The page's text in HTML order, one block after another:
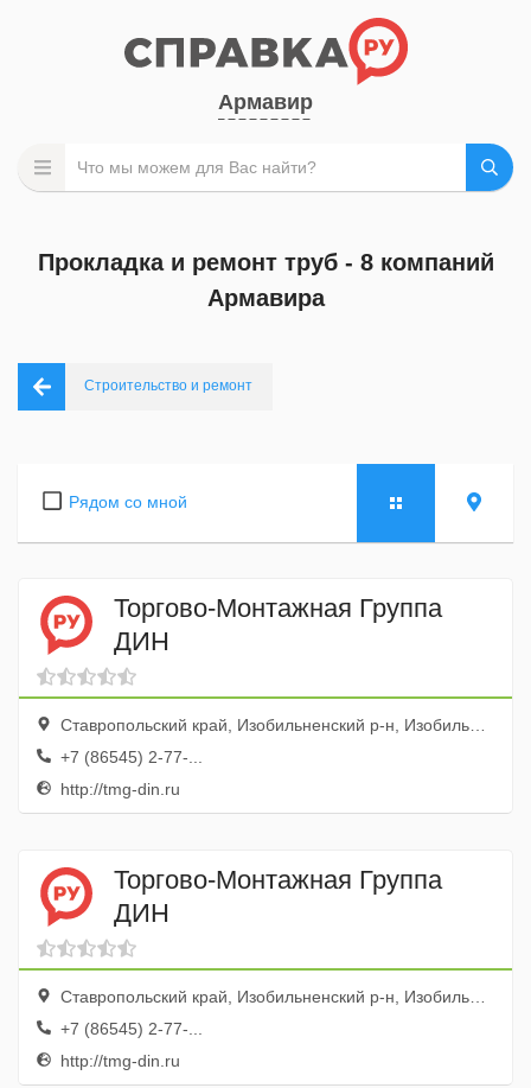
Армавир
Прокладка и ремонт труб - 8 компаний
Армавира
Строительство и ремонт
Рядом со мной
Торгово-Монтажная Группа
ДИН
Ставропольский край, Изобильненский р-н, Изобильный, ул. Промышленная, 114д
+7 (86545) 2-77-...
http://tmg-din.ru
Торгово-Монтажная Группа
ДИН
Ставропольский край, Изобильненский р-н, Изобильный, ул. Промышленная, 114д
+7 (86545) 2-77-...
http://tmg-din.ru